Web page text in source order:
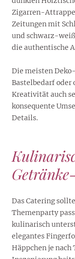
Zigarren-
Zeitungen mit
und schwarz-
die authentische
Die meisten
Bastelbedarf oder
Kreativität auch
konsequente
Details.
Das Catering
Themenparty
kulinarisch
elegantes
Häppchen je nach